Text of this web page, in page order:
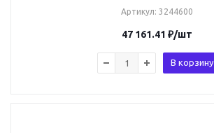
Артикул: 3244600
47 161.41 ₽/шт
В корзину